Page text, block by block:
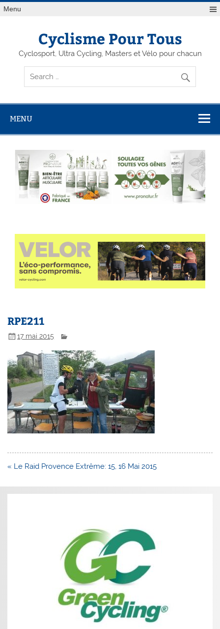
Menu
Cyclisme Pour Tous
Cyclosport, Ultra Cycling, Masters et Vélo pour chacun
MENU
RPE211
17 mai 2015
Navigation
l’article
« Le Raid Provence Extrême: 15, 16 Mai 2015